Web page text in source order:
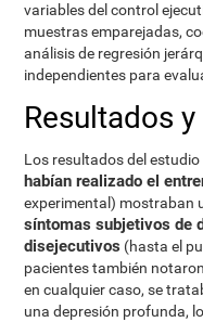
variables del control
muestras emparejadas,
análisis de regresión
independientes para
Resultados
Los resultados del
habían realizado el
experimental) mostraban
síntomas subjetivos de
disejecutivos (hasta el
pacientes también
en cualquier caso, se
una depresión profunda,